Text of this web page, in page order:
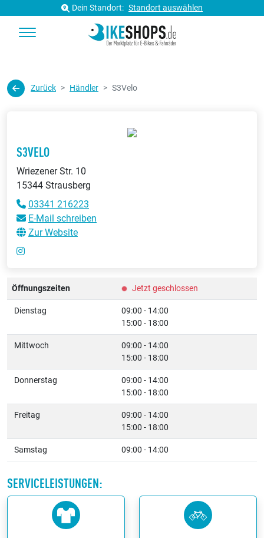
Dein Standort: Standort auswählen
Zurück Händler S3Velo
S3VELO
Wriezener Str. 10
15344 Strausberg
03341 216223
E-Mail schreiben
Zur Website
Öffnungszeiten Jetzt geschlossen
Dienstag
09:00 - 14:00
15:00 - 18:00
Mittwoch
09:00 - 14:00
15:00 - 18:00
Donnerstag
09:00 - 14:00
15:00 - 18:00
Freitag
09:00 - 14:00
15:00 - 18:00
Samstag 09:00 - 14:00
SERVICELEISTUNGEN: